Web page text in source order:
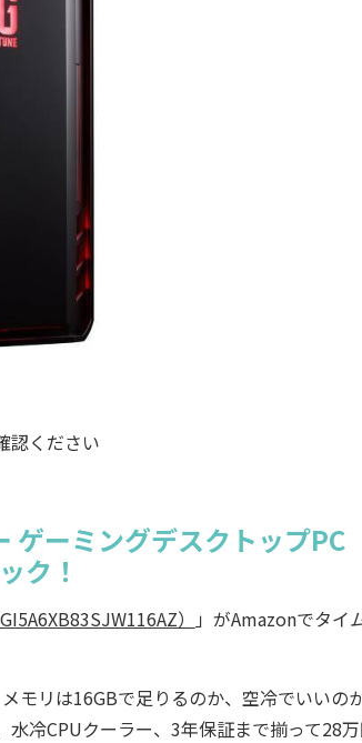
認ください
ゲーミングデスクトップPC
ク！
）
」がAmazonでタイ
モリは16GBで足りるのか、空冷でいいの
水冷CPUクーラー、3年保証まで揃って28